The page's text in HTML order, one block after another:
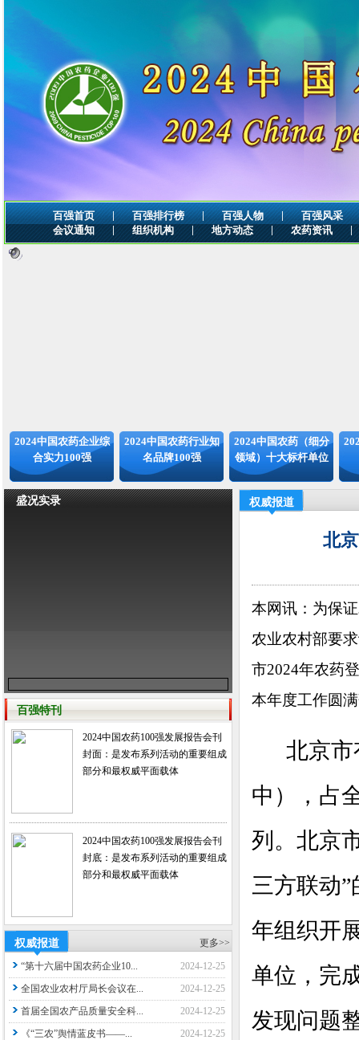
百强首页 | 百强排行榜 | 百强人物 |
百强风采
会议通知
| 组织机构 | 地方动态 | 农药资讯 |
2024中国农药企业综
合实力100强
2024中国农药行业知
名品牌100强
2024中国农药（细分
领域）十大标杆单位
盛况实录
百强特刊
2024中国农药100强发展报告会刊
封面：是发布系列活动的重要组成
部分和最权威平面载体
2024中国农药100强发展报告会刊
封底：是发布系列活动的重要组成
部分和最权威平面载体
权威报道 更多>>
“第十六届中国农药企业10...
2024-12-25
全国农业农村厅局长会议在...
2024-12-25
首届全国农产品质量安全科...
2024-12-25
《“三农”舆情蓝皮书——...
2024-12-25
权威报道
北
本网讯： 为保
农业农村部要
市2024年农药
本年度工作圆
北京市
中），占
列。北京
三方联动
年组织开
单位 ，完
发现问题